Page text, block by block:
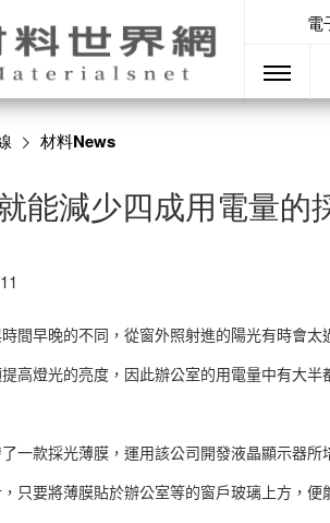
電
材料News
能減少四成用電量的
間早晚的不同，從窗外照射進的陽光有時會
高燈光的亮度，因此辦公室的用電量中有大半
一款採光薄膜，運用該公司開發液晶顯示器
只要將薄膜貼於辦公室等的窗戶玻璃上方，